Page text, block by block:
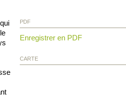
PDF
Enregistrer en PDF
CARTE